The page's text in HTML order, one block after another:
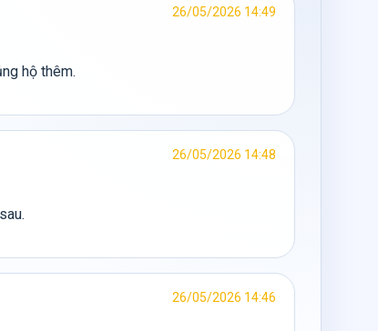
26/05/2026 14:49
hộ thêm.
26/05/2026 14:48
26/05/2026 14:46